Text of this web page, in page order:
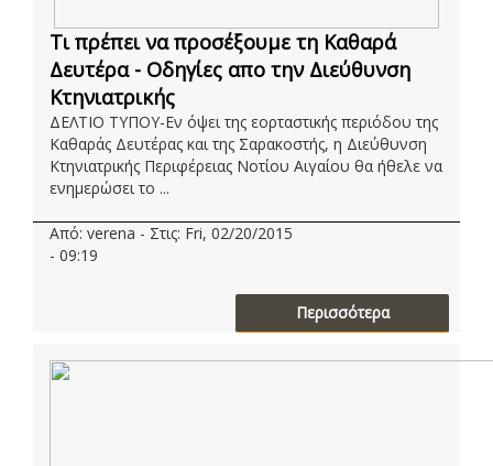
Τι πρέπει να προσέξουμε τη Καθαρά
Δευτέρα - Οδηγίες απο την Διεύθυνση
Κτηνιατρικής
ΔΕΛΤΙΟ ΤΥΠΟΥ-Εν όψει της εορταστικής περιόδου της
Καθαράς Δευτέρας και της Σαρακοστής, η Διεύθυνση
Κτηνιατρικής Περιφέρειας Νοτίου Αιγαίου θα ήθελε να
ενημερώσει το ...
Από: verena - Στις: Fri, 02/20/2015
- 09:19
Περισσότερα